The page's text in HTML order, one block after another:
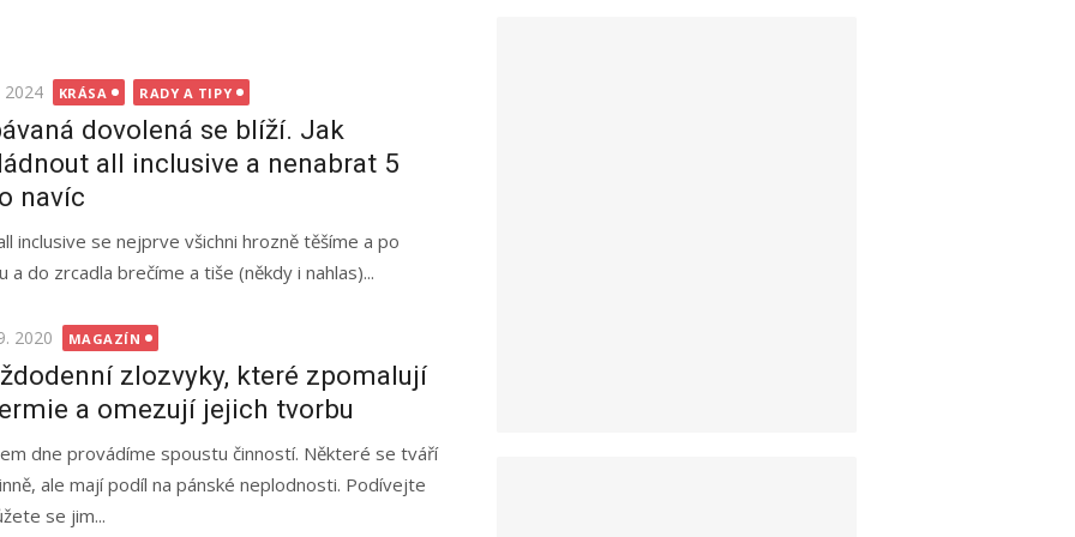
2024 KRÁSA RADY A TIPY
dovolená se blíží. Jak
all inclusive a nenabrat 5
navíc
inclusive se nejprve všichni hrozně těšíme a po
do zrcadla brečíme a tiše (někdy i nahlas)...
2020 MAGAZÍN
zlozvyky, které zpomalují
a omezují jejich tvorbu
dne provádíme spoustu činností. Některé se tváří
ale mají podíl na pánské neplodnosti. Podívejte
se jim...